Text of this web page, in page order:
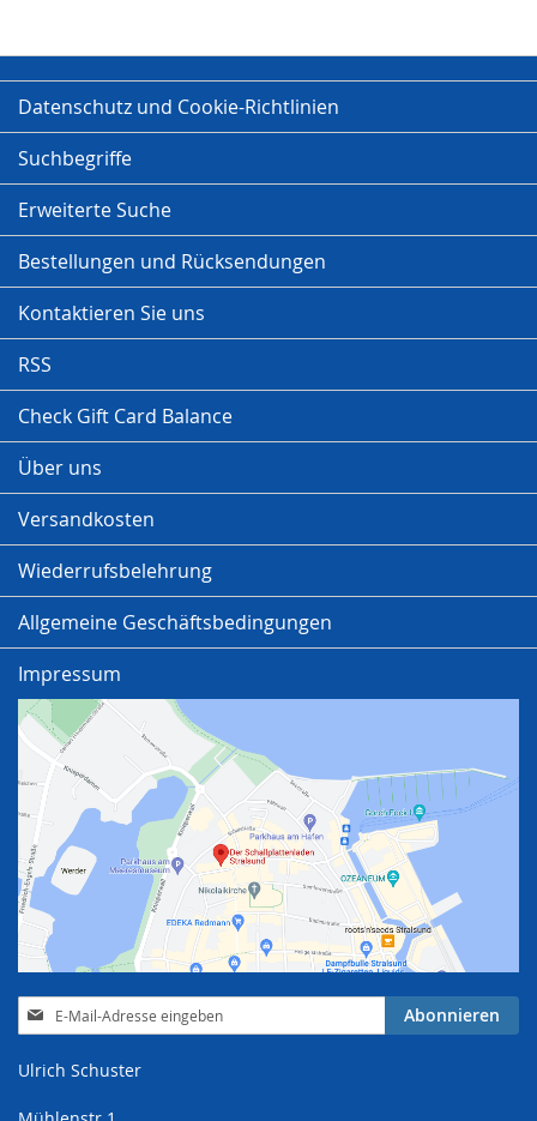
Datenschutz und Cookie-Richtlinien
Suchbegriffe
Erweiterte Suche
Bestellungen und Rücksendungen
Kontaktieren Sie uns
RSS
Check Gift Card Balance
Über uns
Versandkosten
Wiederrufsbelehrung
Allgemeine Geschäftsbedingungen
Impressum
Anmeldung
zum
Abonnieren
Ulrich Schuster